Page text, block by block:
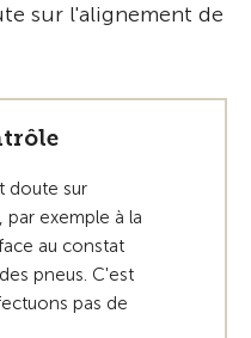
sur l'alignement de
doute sur
exemple à la
au constat
pneus. C'est
pas de